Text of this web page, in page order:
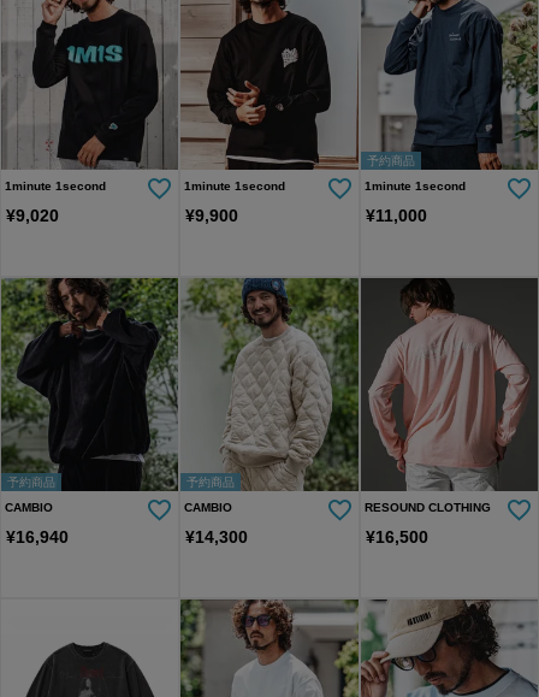
1minute 1second
¥9,020
1minute 1second
¥9,900
予約商品
1minute 1second
¥11,000
予約商品
CAMBIO
¥16,940
予約商品
CAMBIO
¥14,300
RESOUND CLOTHING
¥16,500